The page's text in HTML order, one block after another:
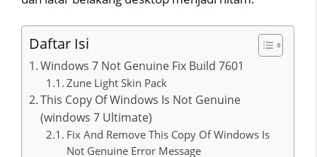
Daftar Isi
Windows 7 Not Genuine Fix Build 7601
Zune Light Skin Pack
This Copy Of Windows Is Not Genuine
(windows 7 Ultimate)
Fix And Remove This Copy Of Windows Is
Not Genuine Error Message